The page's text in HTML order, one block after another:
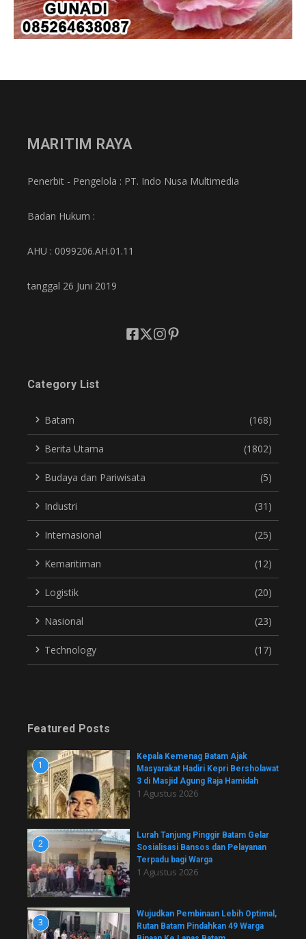
MARITIM RAYA
Penerbit - Pengelola : PT. Indo Nusa Multimedia
Badan Hukum :
AHU : 0099206.AH.01.11
tanggal 26 Juni 2019
Category List
Batam (168)
Berita Utama (1802)
Budaya dan Pariwisata (5)
Industri (31)
Internasional (25)
Kemaritiman (12)
Logistik (20)
Nasional (23)
Technology (17)
Featured Posts
1
Kepala Kemenag Batam Ajak
Masyarakat Hadiri Kepri Bersholawat
3 di Masjid Agung Raja Hamidah
1 Agustus 2026
2
Lurah Tanjung Pinggir Batam Gelar
Sosialisasi Bansos dan Pelayanan
Terpadu bagi Warga
1 Agustus 2026
3
Wujudkan Pembinaan Lebih Optimal,
Rutan Batam Pindahkan 49 Warga